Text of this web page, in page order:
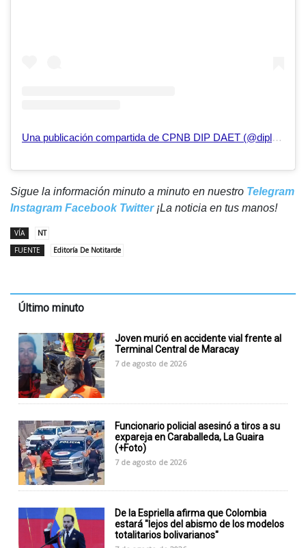
Una publicación compartida de CPNB DIP DAET (@diplaracpnb)
Sigue la información minuto a minuto en nuestro Telegram
Instagram Facebook Twitter¡La noticia en tus manos!
VÍA
NT
FUENTE
Editoría De Notitarde
Último minuto
Joven murió en accidente vial frente al
Terminal Central de Maracay
7 de agosto de 2026
Funcionario policial asesinó a tiros a su
expareja en Caraballeda, La Guaira
(+Foto)
7 de agosto de 2026
De la Espriella afirma que Colombia
estará "lejos del abismo de los modelos
totalitarios bolivarianos"